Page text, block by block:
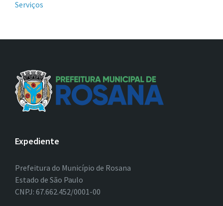
Serviços
Expediente
Prefeitura do Município de Rosana
Estado de São Paulo
CNPJ: 67.662.452/0001-00